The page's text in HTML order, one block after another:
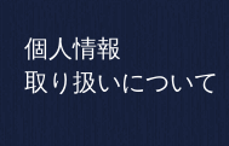
個人情報
取り扱いについて